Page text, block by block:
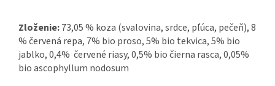
Zloženie:73,05 % koza (svalovina, srdce, pľúca, pečeň), 8
% červená repa, 7% bio proso, 5% bio tekvica, 5% bio
jablko, 0,4% červené riasy, 0,5% bio čierna rasca, 0,05%
bio ascophyllum nodosum